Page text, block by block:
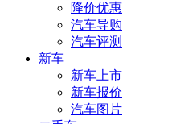
降价优惠
汽车导购
汽车评测
新车
新车上市
新车报价
汽车图片